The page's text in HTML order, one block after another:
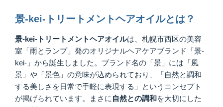
景-kei-トリートメントヘアオイルとは？
景-kei- トリートメントヘアオイルは、札幌市西区の美容
室「雨とランプ」発のオリジナルヘアケアブランド「景-
kei-」から誕生しました。ブランド名の「景」には「風
景」や「景色」の意味が込められており、「自然と調和
する美しさを日常で手軽に表現する」というコンセプト
が掲げられています。まさに 自然との調和を大切にした